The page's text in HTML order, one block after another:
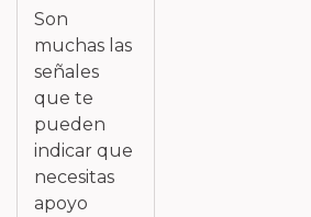
Son
muchas las
señales
que te
pueden
indicar que
necesitas
apoyo